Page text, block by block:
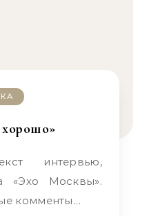
«Эхо Москвы».
комменты…